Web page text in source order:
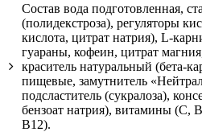
Состав вода подготовленная,
(полидекстроза), регуляторы
кислота, цитрат натрия), L-
гуараны, кофеин, цитрат
краситель натуральный (бета-
пищевые, замутнитель
подсластитель (сукралоза),
бензоат натрия), витамины
В12).